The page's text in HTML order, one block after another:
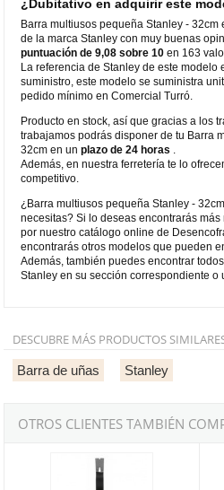
¿Dubitativo en adquirir este
Barra multiusos pequeña Stanley -
de la marca Stanley con muy buenas
puntuación de 9,08 sobre 10 en 163
La referencia de Stanley de este modelo
suministro, este modelo se suministra
pedido mínimo en Comercial Turró.
Producto en stock, así que gracias a los
trabajamos podrás disponer de tu Barra
32cm en unplazo de 24 horas
Además, en nuestra ferretería te lo
competitivo.
¿Barra multiusos pequeña Stanley -
necesitas? Si lo deseas encontrarás
por nuestro catálogo online de
encontrarás otros modelos que pueden
Además, también puedes encontrar
Stanley en su sección correspondiente o
DESCUBRE MÁS PRODUCTOS
Barra de uñas Stanley
OTROS CLIENTES TAMBIÉN